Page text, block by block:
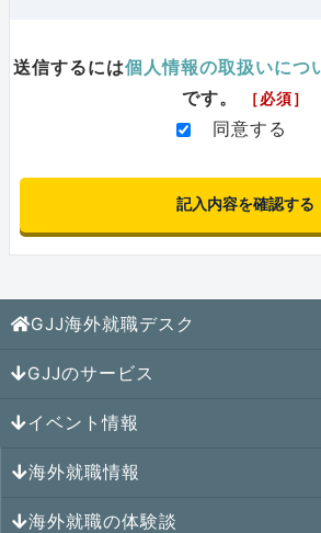
送信するには個人情報の取扱いにつ
です。
［必須］
同意する
GJJ海外就職デスク
GJJのサービス
海外就職カウンセリング
はじめての海外就職セミナー
キャリアパスポートAI
イベント情報
参加受付中のイベント
過去のイベント一覧
海外就職情報
アメリカの就職情報
海外就職の体験談